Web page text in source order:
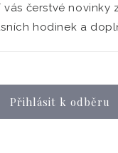
vás čerstvé novinky
hodinek a
Přihlásit k odběru